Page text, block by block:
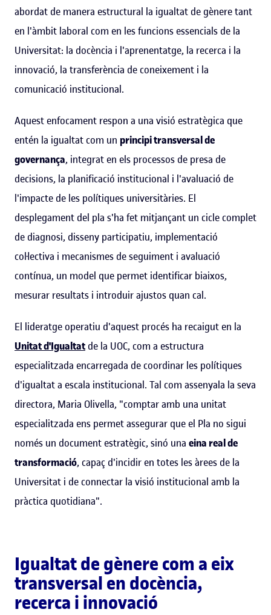
abordat de manera estructural la igualtat de gènere tant
en l'àmbit laboral com en les funcions essencials de la
Universitat: la docència i l'aprenentatge, la recerca i la
innovació, la transferència de coneixement i la
comunicació institucional.
Aquest enfocament respon a una visió estratègica que
entén la igualtat com un principi transversal de
governança, integrat en els processos de presa de
decisions, la planificació institucional i l'avaluació de
l'impacte de les polítiques universitàries. El
desplegament del pla s'ha fet mitjançant un cicle complet
de diagnosi, disseny participatiu, implementació
col·lectiva i mecanismes de seguiment i avaluació
contínua, un model que permet identificar biaixos,
mesurar resultats i introduir ajustos quan cal.
El lideratge operatiu d'aquest procés ha recaigut en la
Unitat d'Igualtat de la UOC, com a estructura
especialitzada encarregada de coordinar les polítiques
d'igualtat a escala institucional. Tal com assenyala la seva
directora, Maria Olivella, "comptar amb una unitat
especialitzada ens permet assegurar que el Pla no sigui
només un document estratègic, sinó una eina real de
transformació, capaç d'incidir en totes les àrees de la
Universitat i de connectar la visió institucional amb la
pràctica quotidiana".
Igualtat de gènere com a eix
transversal en docència,
recerca i innovació